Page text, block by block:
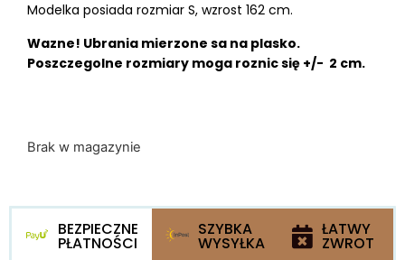
Modelka posiada rozmiar S, wzrost 162 cm.
Wazne! Ubrania mierzone sa na plasko.
Poszczegolne rozmiary moga roznic się +/- 2 cm.
Brak w magazynie
BEZPIECZNE
PŁATNOŚCI
SZYBKA
WYSYŁKA
ŁATWY
ZWROT